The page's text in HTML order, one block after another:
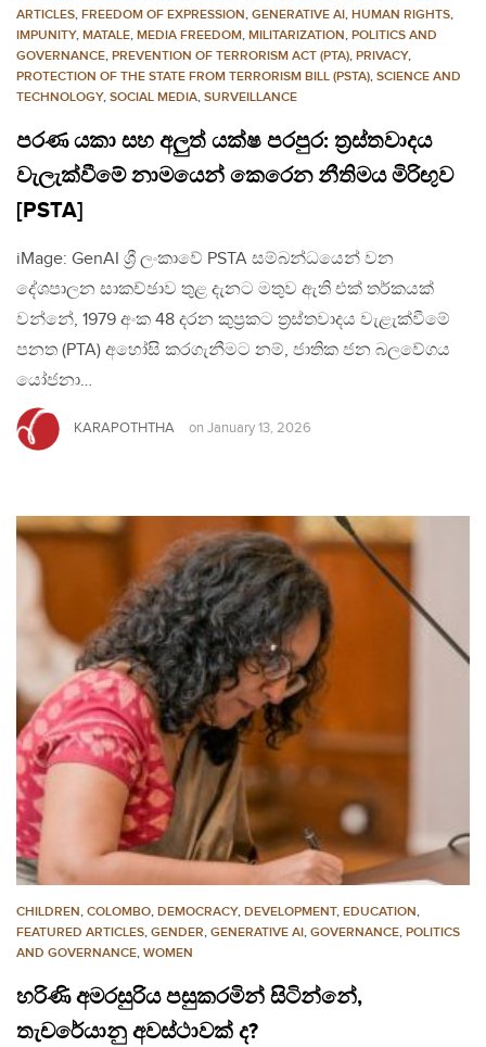
ARTICLES, FREEDOM OF EXPRESSION, GENERATIVE AI, HUMAN RIGHTS,
IMPUNITY, MATALE, MEDIA FREEDOM, MILITARIZATION, POLITICS AND
GOVERNANCE, PREVENTION OF TERRORISM ACT (PTA), PRIVACY,
PROTECTION OF THE STATE FROM TERRORISM BILL (PSTA), SCIENCE AND
TECHNOLOGY, SOCIAL MEDIA, SURVEILLANCE
පරණ යකා සහ අලුත් යක්ෂ පරපුර: ත්‍රස්තවාදය
වැලැක්වීමේ නාමයෙන් කෙරෙන නීතිමය මිරිඟුව
[PSTA]
iMage: GenAI ශ්‍රී ලංකාවේ PSTA සම්බන්ධයෙන් වන
දේශපාලන සාකච්ඡාව තුළ දැනට මතුව ඇති එක් තර්කයක්
වන්නේ, 1979 අංක 48 දරන කුප්‍රකට ත්‍රස්තවාදය වැළැක්වීමේ
පනත (PTA) අහෝසි කරගැනීමට නම්, ජාතික ජන බලවේගය
යෝජනා…
KARAPOTHTHA on January 13, 2026
CHILDREN, COLOMBO, DEMOCRACY, DEVELOPMENT, EDUCATION,
FEATURED ARTICLES, GENDER, GENERATIVE AI, GOVERNANCE, POLITICS
AND GOVERNANCE, WOMEN
හරිණි අමරසුරිය පසුකරමින් සිටින්නේ,
තැචරේයානු අවස්ථාවක් ද?